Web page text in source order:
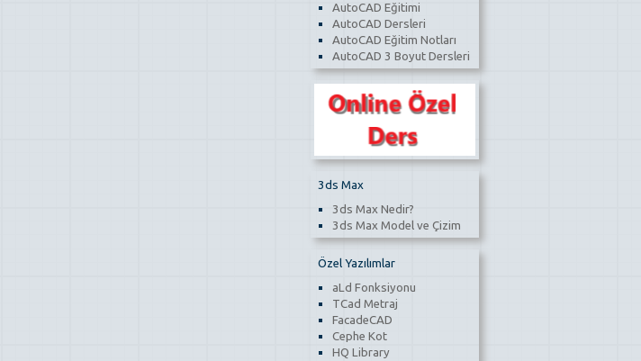
AutoCAD Eğitimi
AutoCAD Dersleri
AutoCAD Eğitim Notları
AutoCAD 3 Boyut Dersleri
3ds Max
3ds Max Nedir?
3ds Max Model ve Çizim
Özel Yazılımlar
aLd Fonksiyonu
TCad Metraj
FacadeCAD
Cephe Kot
HQ Library